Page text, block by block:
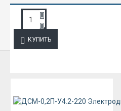
КУПИТЬ